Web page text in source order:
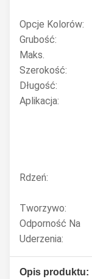
Opcje Kolorów:
Grubość:
Maks.
Szerokość:
Długość:
Aplikacja:
Rdzeń:
Tworzywo:
Odporność Na
Uderzenia:
Opis produktu: